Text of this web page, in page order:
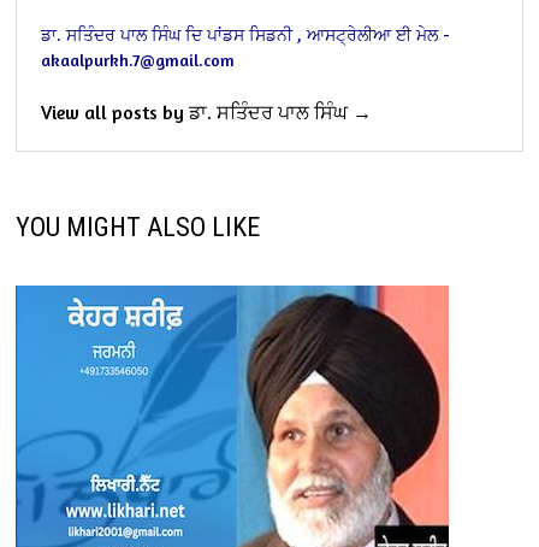
ਡਾ. ਸਤਿੰਦਰ ਪਾਲ ਸਿੰਘ ਦਿ ਪਾਂਡਸ ਸਿਡਨੀ , ਆਸਟ੍ਰੇਲੀਆ ਈ ਮੇਲ -
akaalpurkh.7@gmail.com
View all posts by ਡਾ. ਸਤਿੰਦਰ ਪਾਲ ਸਿੰਘ →
YOU MIGHT ALSO LIKE